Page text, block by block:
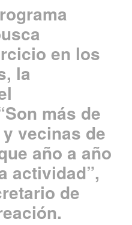
en los
la
más de
vecinas de
año a año
actividad”,
de